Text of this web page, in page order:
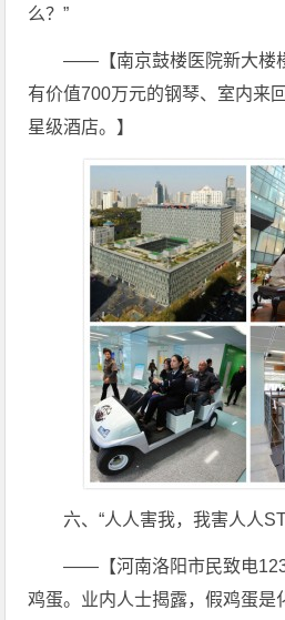
么？”
——【南京鼓楼医院新大楼
有价值700万元的钢琴、室内来
星级酒店。】
六、“人人害我，我害人人
——【河南洛阳市民致电
鸡蛋。业内人士揭露，假鸡蛋是